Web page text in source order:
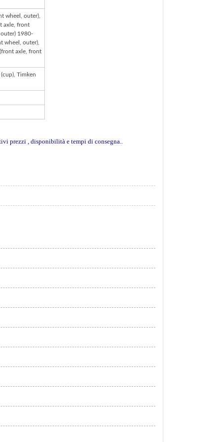
wheel, outer),
axle, front
outer) 1980-
wheel, outer),
axle, front
Timken
prezzi , disponibilità e tempi di consegna..